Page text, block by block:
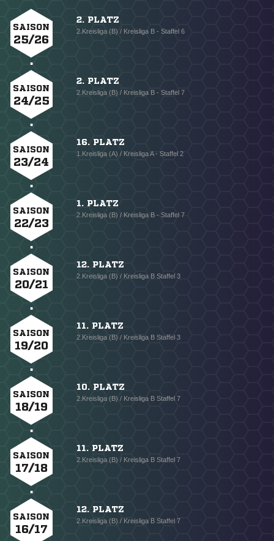
SAISON
25/26
2. PLATZ
2.Kreisliga (B) / Kreisliga B - Staffel 6
SAISON
24/25
2. PLATZ
2.Kreisliga (B) / Kreisliga B - Staffel 7
SAISON
23/24
16. PLATZ
1.Kreisliga (A) / Kreisliga A - Staffel 2
SAISON
22/23
1. PLATZ
2.Kreisliga (B) / Kreisliga B - Staffel 7
SAISON
20/21
12. PLATZ
2.Kreisliga (B) / Kreisliga B Staffel 3
SAISON
19/20
11. PLATZ
2.Kreisliga (B) / Kreisliga B Staffel 3
SAISON
18/19
10. PLATZ
2.Kreisliga (B) / Kreisliga B Staffel 7
SAISON
17/18
11. PLATZ
2.Kreisliga (B) / Kreisliga B Staffel 7
SAISON
16/17
12. PLATZ
2.Kreisliga (B) / Kreisliga B Staffel 7